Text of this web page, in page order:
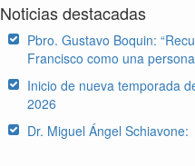
Noticias destacadas
Pbro. Gustavo Boquin:
Francisco como una
Inicio de nueva temporada
2026
Dr. Miguel Ángel Schiavone: